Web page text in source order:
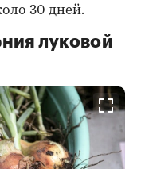
30 дней.
луковой